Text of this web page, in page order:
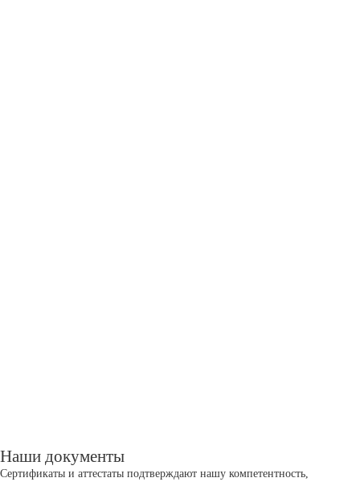
Наши документы
Сертификаты и аттестаты подтверждают нашу компетентность,